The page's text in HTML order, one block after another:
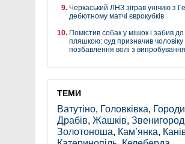
Черкаський ЛНЗ зіграв унічию з
дебютному матчі єврокубків
Помістив собак у мішок і забив до
пляшкою: суд призначив чоловіку
позбавлення волі з
ТЕМИ
Ватутіно, Головківка,
Драбів, Жашків,
Золотоноша, Кам’янка,